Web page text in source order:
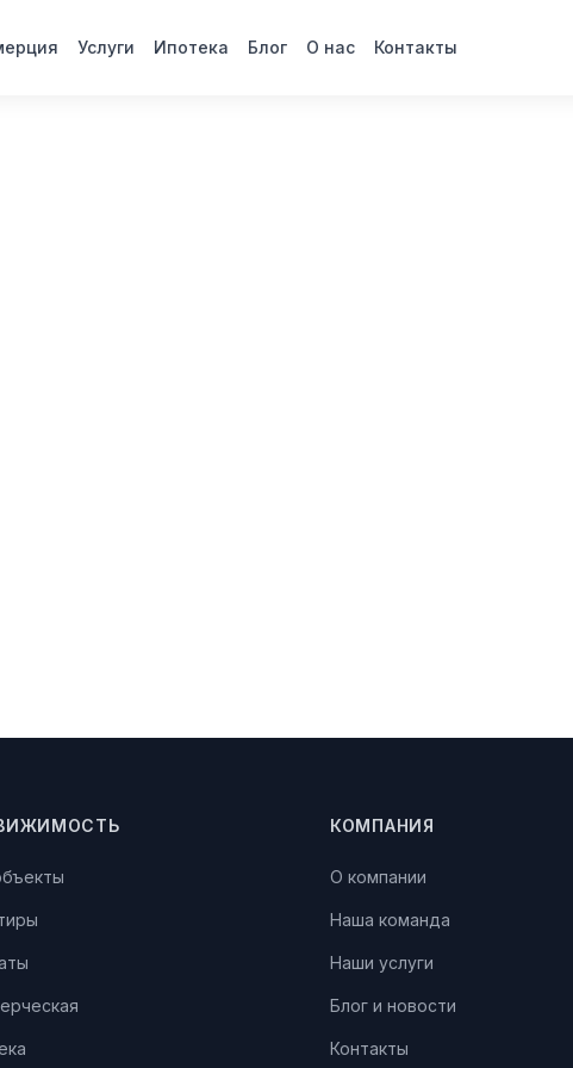
Услуги Ипотека Блог О нас Контакты
КОМПАНИЯ
О компании
Наша команда
Наши услуги
Блог и новости
Контакты